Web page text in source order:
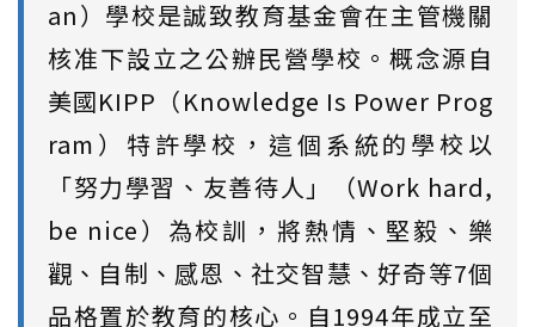
an）學校是誠致教育基金會在主管機關
核准下設立之公辦民營學校。概念源自
美國KIPP（Knowledge Is Power Prog
ram）特許學校，這個系統的學校以
「努力學習、友善待人」（Work hard,
be nice）為校訓，將熱情、堅毅、樂
觀、自制、感恩、社交智慧、好奇等7個
品格置於教育的核心。自1994年成立至